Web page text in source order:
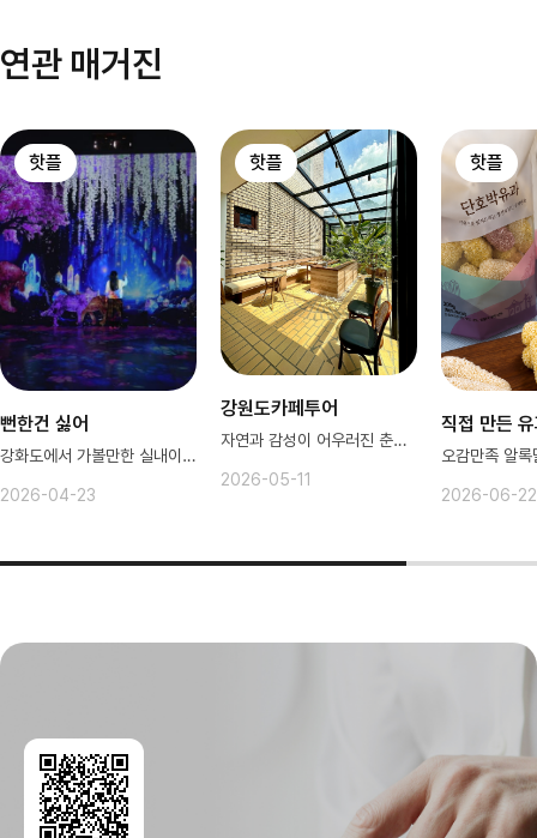
연관 매거진
핫플
뻔한건 싫어
강화도에서 가볼만한 실내이색체험!
2026-04-23
핫플
강원도카페투어
자연과 감성이 어우러진 춘천카페
2026-05-11
핫플
직접 만든
2026-06-22